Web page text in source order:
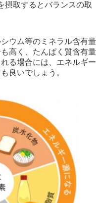
摂取するとバランスの取
ウム等のミネラル含有量
高く、たんぱく質含有量
る場合には、エネルギー
良いでしょう。